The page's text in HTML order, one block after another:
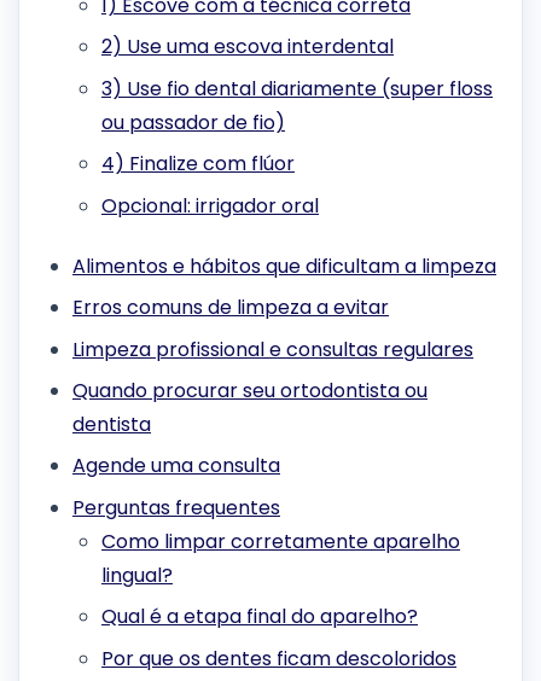
2) Use uma escova interdental
3) Use fio dental diariamente (super floss
ou passador de fio)
4) Finalize com flúor
Opcional: irrigador oral
Alimentos e hábitos que dificultam a limpeza
Erros comuns de limpeza a evitar
Limpeza profissional e consultas regulares
Quando procurar seu ortodontista ou
dentista
Agende uma consulta
Perguntas frequentes
Como limpar corretamente aparelho
lingual?
Qual é a etapa final do aparelho?
Por que os dentes ficam descoloridos